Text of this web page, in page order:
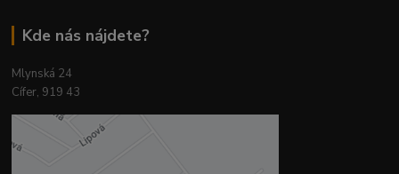
Kde nás nájdete?
Mlynská 24
Cífer, 919 43